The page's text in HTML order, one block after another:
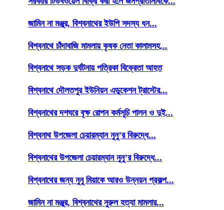
জামিন না মঞ্জুর, বিশ্বনাথের ইউপি সদস্য ধন...
বিশ্বনাথে চাঁদাবাজি মামলায় কৃষক নেতা কালামসহ...
বিশ্বনাথে সড়ক দুর্ঘটনায় পত্রিকা বিক্রেতা আহত
বিশ্বনাথে দৌলতপুর ইউনিয়ন এডুকেশন ট্রাস্টের...
বিশ্বনাথের দশঘরে বৃক্ষ রোপন কর্মসূচি পালন ও দুই...
বিশ্বনাথ উপজেলা চেয়ারম্যান নুনু’র বিরুদ্ধে...
বিশ্বনাথের উপজেলা চেয়ারম্যান নুনু’র বিরুদ্ধে...
বিশ্বনাথের জন্য নুনু মিয়াকে আরও উন্নয়ন প্রকল্প...
জামিন না মঞ্জুর, বিশ্বনাথের নুরুল হত্যা মামলার...